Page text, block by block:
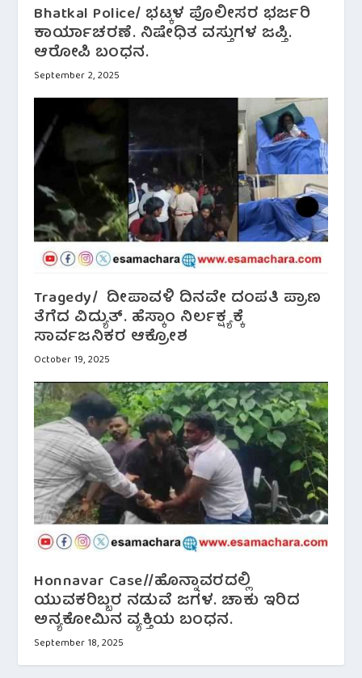
Bhatkal Police/ ಭಟ್ಕಳ ಪೊಲೀಸರ ಭರ್ಜರಿ
ಕಾರ್ಯಾಚರಣೆ. ನಿಷೇಧಿತ ವಸ್ತುಗಳ ಜಪ್ತಿ.
ಆರೋಪಿ ಬಂಧನ.
September 2, 2025
Tragedy/ ದೀಪಾವಳಿ ದಿನವೇ ದಂಪತಿ ಪ್ರಾಣ
ತೆಗೆದ ವಿದ್ಯುತ್. ಹೆಸ್ಕಾಂ ನಿರ್ಲಕ್ಷ್ಯಕ್ಕೆ
ಸಾರ್ವಜನಿಕರ ಆಕ್ರೋಶ
October 19, 2025
Honnavar Case//ಹೊನ್ನಾವರದಲ್ಲಿ
ಯುವಕರಿಬ್ಬರ ನಡುವೆ ಜಗಳ. ಚಾಕು ಇರಿದ
ಅನ್ಯಕೋಮಿನ ವ್ಯಕ್ತಿಯ ಬಂಧನ.
September 18, 2025